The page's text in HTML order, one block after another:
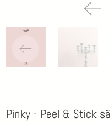
Pinky - Peel & Stick